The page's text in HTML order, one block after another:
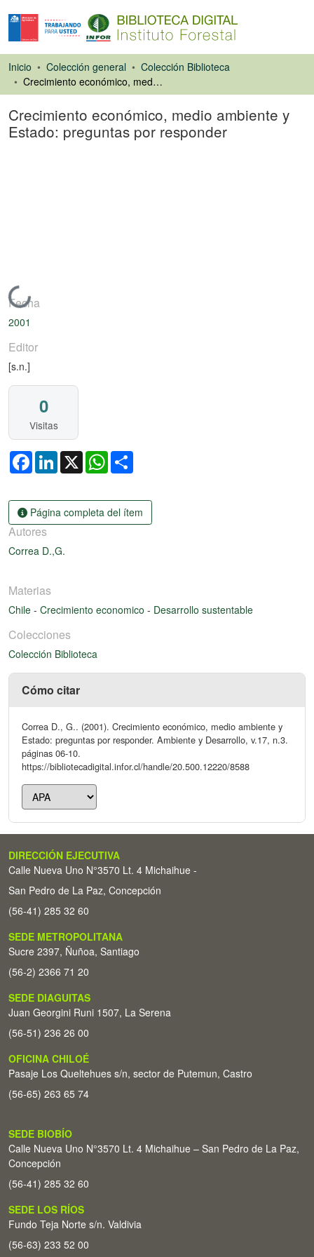
Inicio Colección general
Colección Biblioteca
Crecimiento económico, medio ambiente y Estado: preguntas por responder
Crecimiento económico, medio ambiente y
Estado: preguntas por responder
Cargando...
Fecha
2001
Editor
[s.n.]
0
Visitas
FacebookLinkedIn
X WhatsApp
Página completa del ítem
Autores
Correa D.,G.
Materias
Chile - Crecimiento economico - Desarrollo sustentable
Colecciones
Colección Biblioteca
Cómo citar
Correa D., G.. (2001). Crecimiento económico, medio ambiente y
Estado: preguntas por responder. Ambiente y Desarrollo, v.17, n.3.
páginas 06-10.
https://bibliotecadigital.infor.cl/handle/20.500.12220/8588
DIRECCIÓN EJECUTIVA
Calle Nueva Uno N°3570 Lt. 4 Michaihue -
San Pedro de La Paz, Concepción
(56-41) 285 32 60
SEDE METROPOLITANA
Sucre 2397, Ñuñoa, Santiago
(56-2) 2366 71 20
SEDE DIAGUITAS
Juan Georgini Runi 1507, La Serena
(56-51) 236 26 00
OFICINA CHILOÉ
Pasaje Los Queltehues s/n, sector de Putemun, Castro
(56-65) 263 65 74
SEDE BIOBÍO
Calle Nueva Uno N°3570 Lt. 4 Michaihue – San Pedro de La Paz,
Concepción
(56-41) 285 32 60
SEDE LOS RÍOS
Fundo Teja Norte s/n. Valdivia
(56-63) 233 52 00